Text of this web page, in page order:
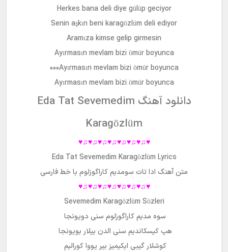
Herkes bana deli diye gülüp geciyor
Senin aşkın beni karagözlüm deli ediyor
Aramıza kimse gelip girmesin
Ayırmasın mevlam bizi ömür boyunca
000Ayırmasın mevlam bizi ömür boyunca
Ayırmasın mevlam bizi ömür boyunca
دانلود آهنگ Eda Tat Sevemedim
Karagözlüm
♥♫♥♫♥♫♥♫♥♫♥♫♥♫♥
Eda Tat Sevemedim Karagözlüm Lyrics
متن آهنگ ادا تات سومدیم کاراگوزلوم با خط فارسی
♥♫♥♫♥♫♥♫♥♫♥♫♥♫♥
Sevemedim Karagözlüm Sözleri
سوه مدیم کاراگوزلوم سنی دویونجا
هپ کیسکاندیم سنی الدن ییلار بویونجا
کوشلار گیبی ایکیمیز بیر یووا کورالیم